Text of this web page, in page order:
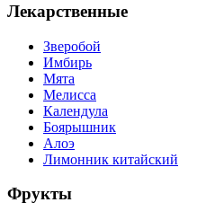
Лекарственные
Зверобой
Имбирь
Мята
Мелисса
Календула
Боярышник
Алоэ
Лимонник китайский
Фрукты